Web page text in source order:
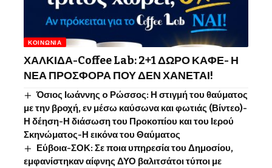
ΚΟΙΝΩΝΊΑ
ΧΑΛΚΙΔΑ-Coffee Lab: 2+1 ΔΩΡΟ ΚΑΦΕ- Η
ΝΕΑ ΠΡΟΣΦΟΡΑ ΠΟΥ ΔΕΝ ΧΑΝΕΤΑΙ!
Όσιος Ιωάννης o Ρώσσος: Η στιγμή του θαύματος
με την βροχή, εν μέσω καύσωνα και φωτιάς (Βίντεο)-
Η δέηση-Η διάσωση του Προκοπίου και του Ιερού
Σκηνώματος-Η εικόνα του Θαύματος
Εύβοια-ΣΟΚ: Σε ποια υπηρεσία του Δημοσίου,
εμφανίστηκαν αίφνης ΔΥΟ βαλιτσάτοι τύποι με